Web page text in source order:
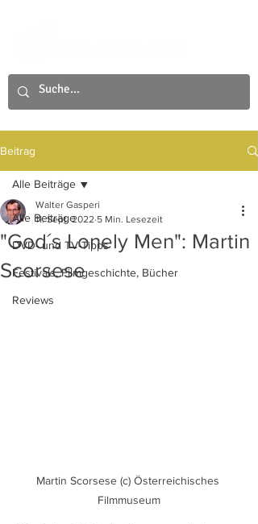
Beitrag
Alle Beiträge
DVD- und TV-Tipps
Festivals, Filmgeschichte, Bücher
Reviews
Alle Beiträge
"God´s Lonely Men": Martin
Scorsese
Walter Gasperi
11. Sept. 2022 5 Min. Lesezeit
Martin Scorsese (c) Österreichisches
Filmmuseum